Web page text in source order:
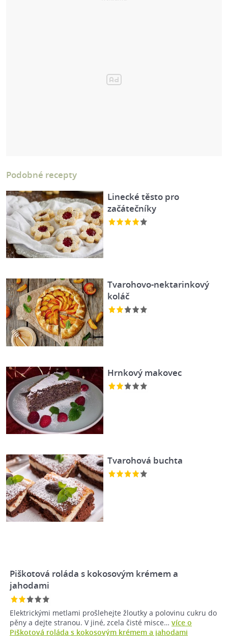
Podobné recepty
Linecké těsto pro
začátečníky
Tvarohovo-nektarinkový
koláč
Hrnkový makovec
Tvarohová buchta
Piškotová roláda s kokosovým krémem a
jahodami
Elektrickými metlami prošlehejte žloutky a polovinu cukru do
pěny a dejte stranou. V jiné, zcela čisté misce… více o
Piškotová roláda s kokosovým krémem a jahodami